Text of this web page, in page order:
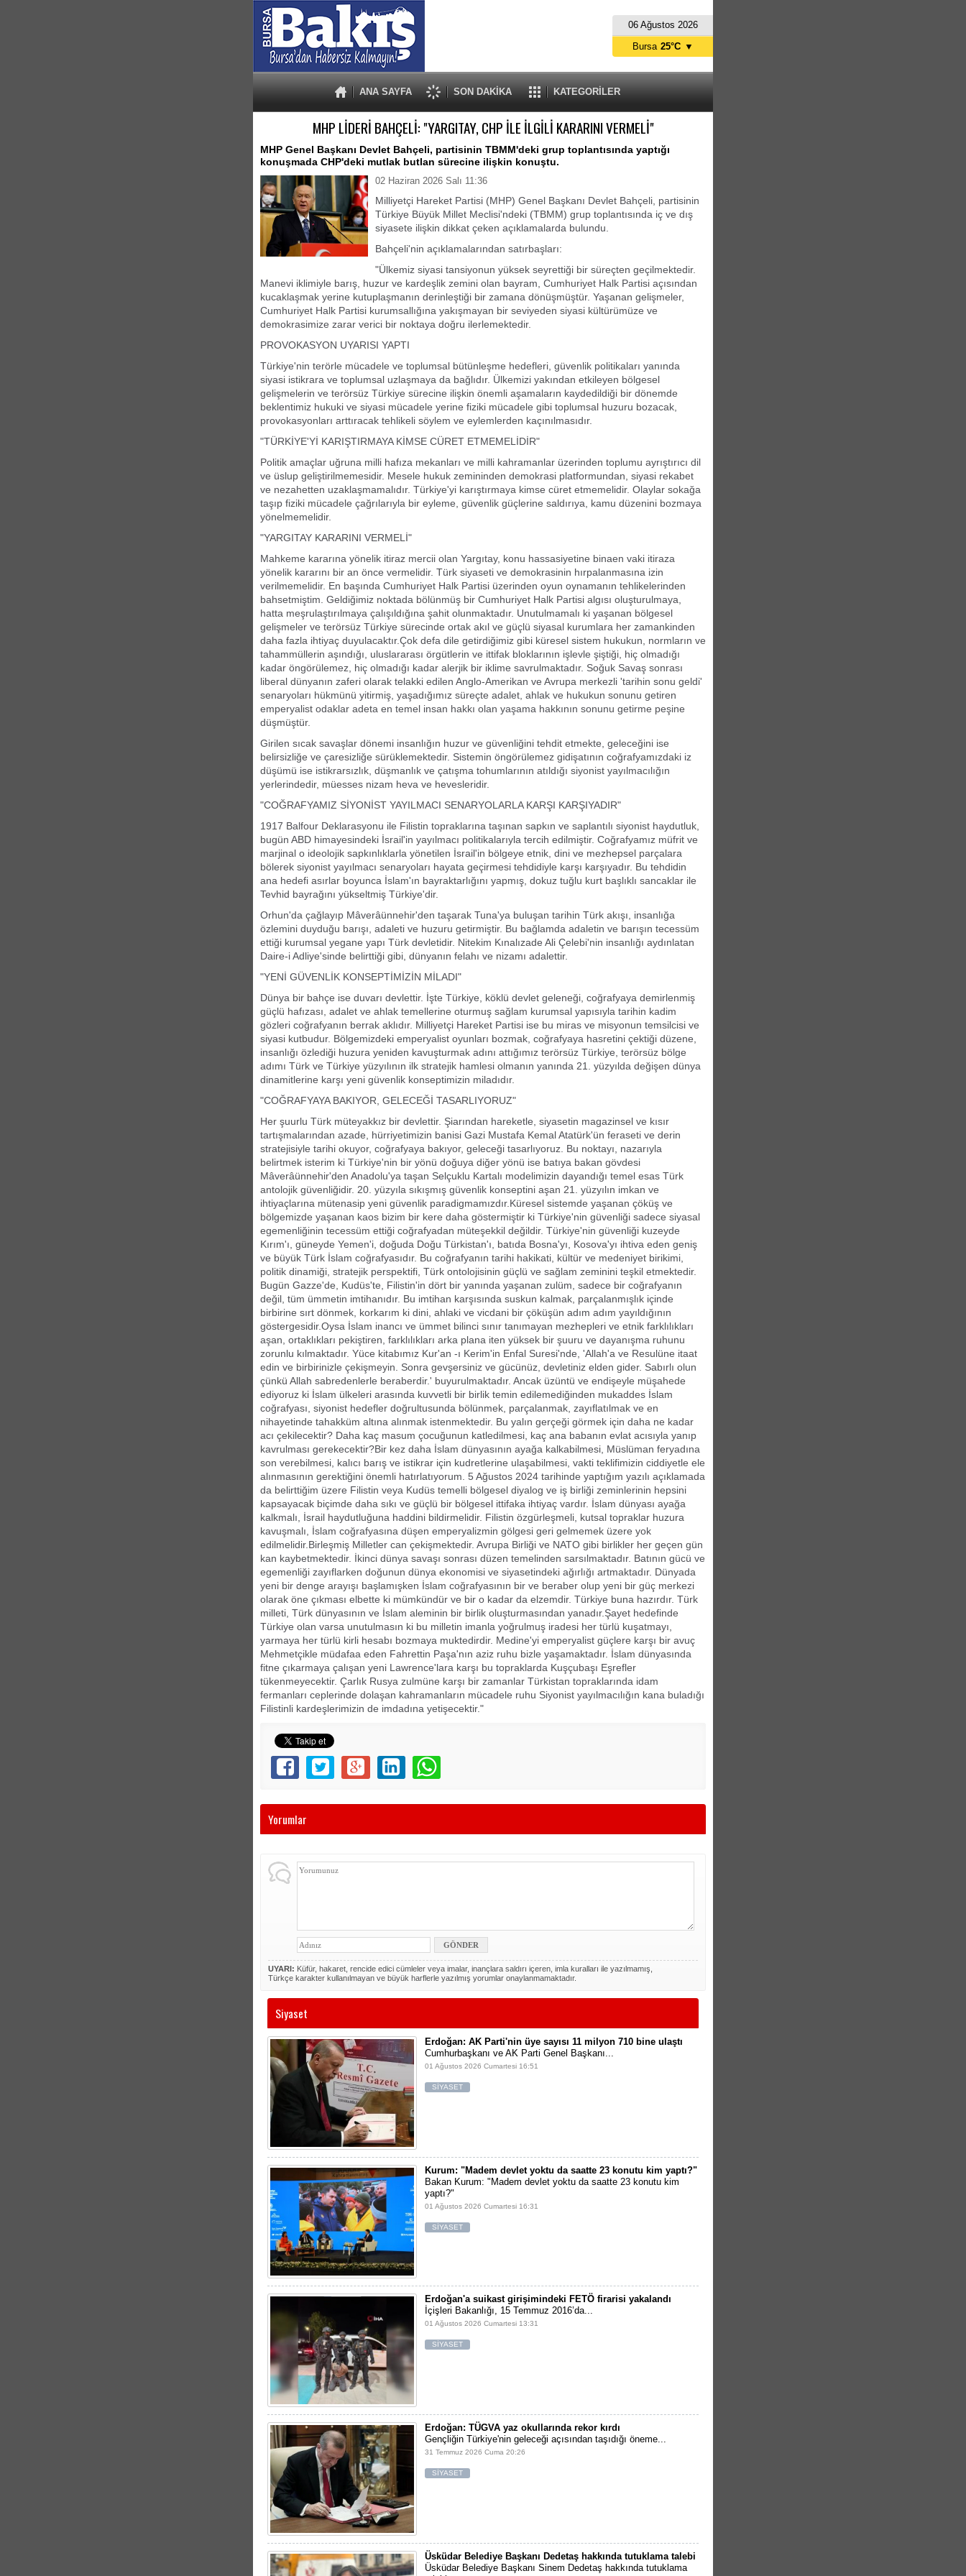
06 Ağustos 2026
ANA SAYFA SON DAKİKA KATEGORİLER
Bursa 25°C ▼
MHP LİDERİ BAHÇELİ: "YARGITAY, CHP İLE İLGİLİ KARARINI VERMELİ"
MHP Genel Başkanı Devlet Bahçeli, partisinin TBMM'deki grup toplantısında yaptığı
konuşmada CHP'deki mutlak butlan sürecine ilişkin konuştu.
02 Haziran 2026 Salı 11:36
Milliyetçi Hareket Partisi (MHP) Genel Başkanı Devlet Bahçeli, partisinin
Türkiye Büyük Millet Meclisi'ndeki (TBMM) grup toplantısında iç ve dış
siyasete ilişkin dikkat çeken açıklamalarda bulundu.
Bahçeli'nin açıklamalarından satırbaşları:
"Ülkemiz siyasi tansiyonun yüksek seyrettiği bir süreçten geçilmektedir.
Manevi iklimiyle barış, huzur ve kardeşlik zemini olan bayram, Cumhuriyet Halk Partisi açısından
kucaklaşmak yerine kutuplaşmanın derinleştiği bir zamana dönüşmüştür. Yaşanan gelişmeler,
Cumhuriyet Halk Partisi kurumsallığına yakışmayan bir seviyeden siyasi kültürümüze ve
demokrasimize zarar verici bir noktaya doğru ilerlemektedir.
PROVOKASYON UYARISI YAPTI
Türkiye'nin terörle mücadele ve toplumsal bütünleşme hedefleri, güvenlik politikaları yanında
siyasi istikrara ve toplumsal uzlaşmaya da bağlıdır. Ülkemizi yakından etkileyen bölgesel
gelişmelerin ve terörsüz Türkiye sürecine ilişkin önemli aşamaların kaydedildiği bir dönemde
beklentimiz hukuki ve siyasi mücadele yerine fiziki mücadele gibi toplumsal huzuru bozacak,
provokasyonları arttıracak tehlikeli söylem ve eylemlerden kaçınılmasıdır.
"TÜRKİYE'Yİ KARIŞTIRMAYA KİMSE CÜRET ETMEMELİDİR"
Politik amaçlar uğruna milli hafıza mekanları ve milli kahramanlar üzerinden toplumu ayrıştırıcı dil
ve üslup geliştirilmemesidir. Mesele hukuk zemininden demokrasi platformundan, siyasi rekabet
ve nezahetten uzaklaşmamalıdır. Türkiye'yi karıştırmaya kimse cüret etmemelidir. Olaylar sokağa
taşıp fiziki mücadele çağrılarıyla bir eyleme, güvenlik güçlerine saldırıya, kamu düzenini bozmaya
yönelmemelidir.
"YARGITAY KARARINI VERMELİ"
Mahkeme kararına yönelik itiraz mercii olan Yargıtay, konu hassasiyetine binaen vaki itiraza
yönelik kararını bir an önce vermelidir. Türk siyaseti ve demokrasinin hırpalanmasına izin
verilmemelidir. En başında Cumhuriyet Halk Partisi üzerinden oyun oynamanın tehlikelerinden
bahsetmiştim. Geldiğimiz noktada bölünmüş bir Cumhuriyet Halk Partisi algısı oluşturulmaya,
hatta meşrulaştırılmaya çalışıldığına şahit olunmaktadır. Unutulmamalı ki yaşanan bölgesel
gelişmeler ve terörsüz Türkiye sürecinde ortak akıl ve güçlü siyasal kurumlara her zamankinden
daha fazla ihtiyaç duyulacaktır.Çok defa dile getirdiğimiz gibi küresel sistem hukukun, normların ve
tahammüllerin aşındığı, uluslararası örgütlerin ve ittifak bloklarının işlevle şiştiği, hiç olmadığı
kadar öngörülemez, hiç olmadığı kadar alerjik bir iklime savrulmaktadır. Soğuk Savaş sonrası
liberal dünyanın zaferi olarak telakki edilen Anglo-Amerikan ve Avrupa merkezli 'tarihin sonu geldi'
senaryoları hükmünü yitirmiş, yaşadığımız süreçte adalet, ahlak ve hukukun sonunu getiren
emperyalist odaklar adeta en temel insan hakkı olan yaşama hakkının sonunu getirme peşine
düşmüştür.
Girilen sıcak savaşlar dönemi insanlığın huzur ve güvenliğini tehdit etmekte, geleceğini ise
belirsizliğe ve çaresizliğe sürüklemektedir. Sistemin öngörülemez gidişatının coğrafyamızdaki iz
düşümü ise istikrarsızlık, düşmanlık ve çatışma tohumlarının atıldığı siyonist yayılmacılığın
yerlerindedir, müesses nizam heva ve hevesleridir.
"COĞRAFYAMIZ SİYONİST YAYILMACI SENARYOLARLA KARŞI KARŞIYADIR"
1917 Balfour Deklarasyonu ile Filistin topraklarına taşınan sapkın ve saplantılı siyonist haydutluk,
bugün ABD himayesindeki İsrail'in yayılmacı politikalarıyla tercih edilmiştir. Coğrafyamız müfrit ve
marjinal o ideolojik sapkınlıklarla yönetilen İsrail'in bölgeye etnik, dini ve mezhepsel parçalara
bölerek siyonist yayılmacı senaryoları hayata geçirmesi tehdidiyle karşı karşıyadır. Bu tehdidin
ana hedefi asırlar boyunca İslam'ın bayraktarlığını yapmış, dokuz tuğlu kurt başlıklı sancaklar ile
Tevhid bayrağını yükseltmiş Türkiye'dir.
Orhun'da çağlayıp Mâverâünnehir'den taşarak Tuna'ya buluşan tarihin Türk akışı, insanlığa
özlemini duyduğu barışı, adaleti ve huzuru getirmiştir. Bu bağlamda adaletin ve barışın tecessüm
ettiği kurumsal yegane yapı Türk devletidir. Nitekim Kınalızade Ali Çelebi'nin insanlığı aydınlatan
Daire-i Adliye'sinde belirttiği gibi, dünyanın felahı ve nizamı adalettir.
"YENİ GÜVENLİK KONSEPTİMİZİN MİLADI"
Dünya bir bahçe ise duvarı devlettir. İşte Türkiye, köklü devlet geleneği, coğrafyaya demirlenmiş
güçlü hafızası, adalet ve ahlak temellerine oturmuş sağlam kurumsal yapısıyla tarihin kadim
gözleri coğrafyanın berrak aklıdır. Milliyetçi Hareket Partisi ise bu miras ve misyonun temsilcisi ve
siyasi kutbudur. Bölgemizdeki emperyalist oyunları bozmak, coğrafyaya hasretini çektiği düzene,
insanlığı özlediği huzura yeniden kavuşturmak adını attığımız terörsüz Türkiye, terörsüz bölge
adımı Türk ve Türkiye yüzyılının ilk stratejik hamlesi olmanın yanında 21. yüzyılda değişen dünya
dinamitlerine karşı yeni güvenlik konseptimizin miladıdır.
"COĞRAFYAYA BAKIYOR, GELECEĞİ TASARLIYORUZ"
Her şuurlu Türk müteyakkız bir devlettir. Şiarından hareketle, siyasetin magazinsel ve kısır
tartışmalarından azade, hürriyetimizin banisi Gazi Mustafa Kemal Atatürk'ün feraseti ve derin
stratejisiyle tarihi okuyor, coğrafyaya bakıyor, geleceği tasarlıyoruz. Bu noktayı, nazarıyla
belirtmek isterim ki Türkiye'nin bir yönü doğuya diğer yönü ise batıya bakan gövdesi
Mâverâünnehir'den Anadolu'ya taşan Selçuklu Kartalı modelimizin dayandığı temel esas Türk
antolojik güvenliğidir. 20. yüzyıla sıkışmış güvenlik konseptini aşan 21. yüzyılın imkan ve
ihtiyaçlarına mütenasip yeni güvenlik paradigmamızdır.Küresel sistemde yaşanan çöküş ve
bölgemizde yaşanan kaos bizim bir kere daha göstermiştir ki Türkiye'nin güvenliği sadece siyasal
egemenliğinin tecessüm ettiği coğrafyadan müteşekkil değildir. Türkiye'nin güvenliği kuzeyde
Kırım'ı, güneyde Yemen'i, doğuda Doğu Türkistan'ı, batıda Bosna'yı, Kosova'yı ihtiva eden geniş
ve büyük Türk İslam coğrafyasıdır. Bu coğrafyanın tarihi hakikati, kültür ve medeniyet birikimi,
politik dinamiği, stratejik perspektifi, Türk ontolojisinin güçlü ve sağlam zeminini teşkil etmektedir.
Bugün Gazze'de, Kudüs'te, Filistin'in dört bir yanında yaşanan zulüm, sadece bir coğrafyanın
değil, tüm ümmetin imtihanıdır. Bu imtihan karşısında suskun kalmak, parçalanmışlık içinde
birbirine sırt dönmek, korkarım ki dini, ahlaki ve vicdani bir çöküşün adım adım yayıldığının
göstergesidir.Oysa İslam inancı ve ümmet bilinci sınır tanımayan mezhepleri ve etnik farklılıkları
aşan, ortaklıkları pekiştiren, farklılıkları arka plana iten yüksek bir şuuru ve dayanışma ruhunu
zorunlu kılmaktadır. Yüce kitabımız Kur'an -ı Kerim'in Enfal Suresi'nde, 'Allah'a ve Resulüne itaat
edin ve birbirinizle çekişmeyin. Sonra gevşersiniz ve gücünüz, devletiniz elden gider. Sabırlı olun
çünkü Allah sabredenlerle beraberdir.' buyurulmaktadır. Ancak üzüntü ve endişeyle müşahede
ediyoruz ki İslam ülkeleri arasında kuvvetli bir birlik temin edilemediğinden mukaddes İslam
coğrafyası, siyonist hedefler doğrultusunda bölünmek, parçalanmak, zayıflatılmak ve en
nihayetinde tahakküm altına alınmak istenmektedir. Bu yalın gerçeği görmek için daha ne kadar
acı çekilecektir? Daha kaç masum çocuğunun katledilmesi, kaç ana babanın evlat acısıyla yanıp
kavrulması gerekecektir?Bir kez daha İslam dünyasının ayağa kalkabilmesi, Müslüman feryadına
son verebilmesi, kalıcı barış ve istikrar için kudretlerine ulaşabilmesi, vakti teklifimizin ciddiyetle ele
alınmasının gerektiğini önemli hatırlatıyorum. 5 Ağustos 2024 tarihinde yaptığım yazılı açıklamada
da belirttiğim üzere Filistin veya Kudüs temelli bölgesel diyalog ve iş birliği zeminlerinin hepsini
kapsayacak biçimde daha sıkı ve güçlü bir bölgesel ittifaka ihtiyaç vardır. İslam dünyası ayağa
kalkmalı, İsrail haydutluğuna haddini bildirmelidir. Filistin özgürleşmeli, kutsal topraklar huzura
kavuşmalı, İslam coğrafyasına düşen emperyalizmin gölgesi geri gelmemek üzere yok
edilmelidir.Birleşmiş Milletler can çekişmektedir. Avrupa Birliği ve NATO gibi birlikler her geçen gün
kan kaybetmektedir. İkinci dünya savaşı sonrası düzen temelinden sarsılmaktadır. Batının gücü ve
egemenliği zayıflarken doğunun dünya ekonomisi ve siyasetindeki ağırlığı artmaktadır. Dünyada
yeni bir denge arayışı başlamışken İslam coğrafyasının bir ve beraber olup yeni bir güç merkezi
olarak öne çıkması elbette ki mümkündür ve bir o kadar da elzemdir. Türkiye buna hazırdır. Türk
milleti, Türk dünyasının ve İslam aleminin bir birlik oluşturmasından yanadır.Şayet hedefinde
Türkiye olan varsa unutulmasın ki bu milletin imanla yoğrulmuş iradesi her türlü kuşatmayı,
yarmaya her türlü kirli hesabı bozmaya muktedirdir. Medine'yi emperyalist güçlere karşı bir avuç
Mehmetçikle müdafaa eden Fahrettin Paşa'nın aziz ruhu bizle yaşamaktadır. İslam dünyasında
fitne çıkarmaya çalışan yeni Lawrence'lara karşı bu topraklarda Kuşçubaşı Eşrefler
tükenmeyecektir. Çarlık Rusya zulmüne karşı bir zamanlar Türkistan topraklarında idam
fermanları ceplerinde dolaşan kahramanların mücadele ruhu Siyonist yayılmacılığın kana buladığı
Filistinli kardeşlerimizin de imdadına yetişecektir."
Yorumlar
UYARI: Küfür, hakaret, rencide edici cümleler veya imalar, inançlara saldırı içeren, imla kuralları ile yazılmamış,
Türkçe karakter kullanılmayan ve büyük harflerle yazılmış yorumlar onaylanmamaktadır.
Siyaset
Erdoğan: AK Parti'nin üye sayısı 11 milyon 710 bine ulaştı
Cumhurbaşkanı ve AK Parti Genel Başkanı...
01 Ağustos 2026 Cumartesi 16:51
SİYASET
Kurum: "Madem devlet yoktu da saatte 23 konutu kim yaptı?"
Bakan Kurum: "Madem devlet yoktu da saatte 23 konutu kim
yaptı?"
01 Ağustos 2026 Cumartesi 16:31
SİYASET
Erdoğan'a suikast girişimindeki FETÖ firarisi yakalandı
İçişleri Bakanlığı, 15 Temmuz 2016’da...
01 Ağustos 2026 Cumartesi 13:31
SİYASET
Erdoğan: TÜGVA yaz okullarında rekor kırdı
Gençliğin Türkiye'nin geleceği açısından taşıdığı öneme...
31 Temmuz 2026 Cuma 20:26
SİYASET
Üsküdar Belediye Başkanı Dedetaş hakkında tutuklama talebi
Üsküdar Belediye Başkanı Sinem Dedetaş hakkında tutuklama